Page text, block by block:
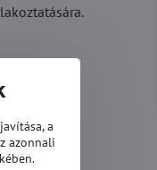
a
azonnali